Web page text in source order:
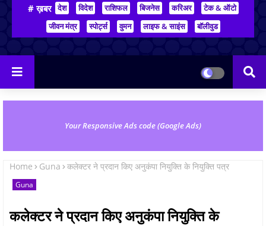
# ख़बर देश विदेश राशिफल बिजनेस करिअर
टेक & ऑटो
जीवन मंत्र
स्पोर्ट्स वुमन लाइफ & साइंस बॉलीवुड
Your Responsive Ads code (Google Ads)
Home Guna कलेक्टर ने प्रदान किए अनुकंपा नियुक्ति के नियुक्ति पत्र
Guna
कलेक्टर ने प्रदान किए अनुकंपा नियुक्ति के